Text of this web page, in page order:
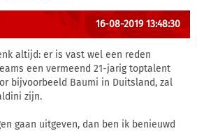
16-08-2019 13:48:30
altijd: er is vast wel een reden
een vermeend 21-jarig toptalent
bijvoorbeeld Baumi in Duitsland, zal
zijn.
gaan uitgeven, dan ben ik benieuwd